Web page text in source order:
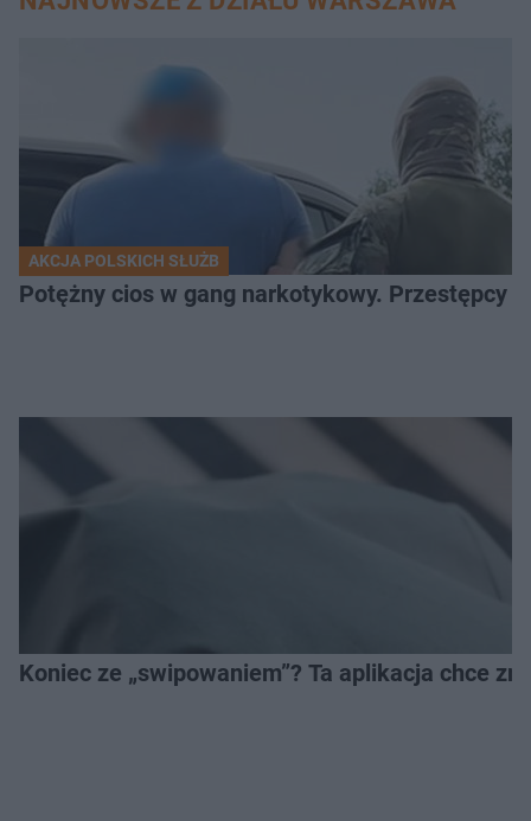
AKCJA POLSKICH SŁUŻB
Potężny cios w gang narkotykowy. Przestępcy
Koniec ze „swipowaniem”? Ta aplikacja chce